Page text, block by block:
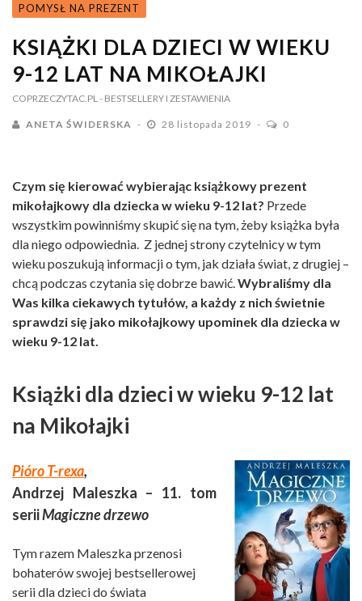
POMYSŁ NA PREZENT
KSIĄŻKI DLA DZIECI W WIEKU
9-12 LAT NA MIKOŁAJKI
COPRZECZYTAC.PL - BESTSELLERY I ZESTAWIENIA
ANETA ŚWIDERSKA 28 listopada 2019 0
Czym się kierować wybierając książkowy prezent
mikołajkowy dla dziecka w wieku 9-12 lat? Przede
wszystkim powinniśmy skupić się na tym, żeby książka była
dla niego odpowiednia. Z jednej strony czytelnicy w tym
wieku poszukują informacji o tym, jak działa świat, z drugiej –
chcą podczas czytania się dobrze bawić.Wybraliśmy dla
Was kilka ciekawych tytułów, a każdy z nich świetnie
sprawdzi się jako mikołajkowy upominek dla dziecka w
wieku 9-12 lat.
Książki dla dzieci w wieku 9-12 lat
na Mikołajki
Pióro T-rexa,
Andrzej Maleszka – 11. tom
seriiMagiczne drzewo
Tym razem Maleszka przenosi
bohaterów swojej bestsellerowej
serii dla dzieci do świata